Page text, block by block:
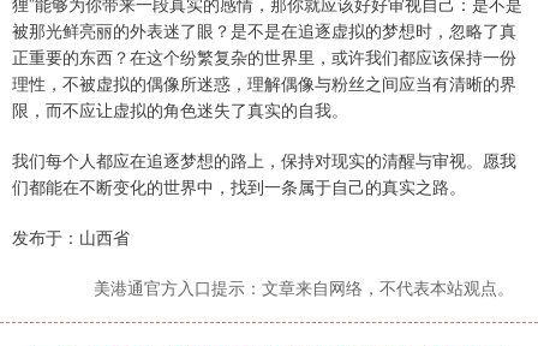
被那光鲜亮丽的外表迷了眼？是不是在追逐虚拟的梦想时，忽略了真
正重要的东西？在这个纷繁复杂的世界里，或许我们都应该保持一份
理性，不被虚拟的偶像所迷惑，理解偶像与粉丝之间应当有清晰的界
限，而不应让虚拟的角色迷失了真实的自我。
我们每个人都应在追逐梦想的路上，保持对现实的清醒与审视。愿我
们都能在不断变化的世界中，找到一条属于自己的真实之路。
发布于：山西省
美港通官方入口提示：文章来自网络，不代表本站观点。